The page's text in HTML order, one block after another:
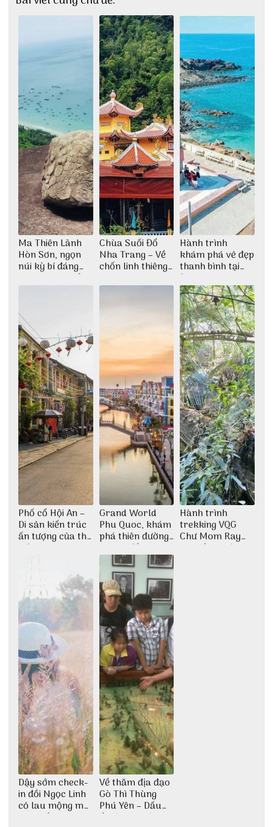
Ma Thiên Lãnh
Hòn Sơn, ngọn
núi kỳ bí đáng
khám phá nhất
Chùa Suối Đổ
Nha Trang – Về
chốn linh thiêng
thiền định
Hành trình
khám phá vẻ đẹp
thanh bình tại
Đảo Phú Quý
Phố cổ Hội An –
Di sản kiến trúc
ấn tượng của thế
giới
Grand World
Phu Quoc, khám
phá thiên đường
giải trí đầy sôi
động
Hành trình
trekking VQG
Chư Mom Ray
tìm về núi rừng
Dậy sớm check-
in đồi Ngọc Linh
cỏ lau mộng mơ
tại Huế nè bạn
Về thăm địa đạo
Gò Thì Thùng
Phú Yên – Dấu
ấn lịch sử còn